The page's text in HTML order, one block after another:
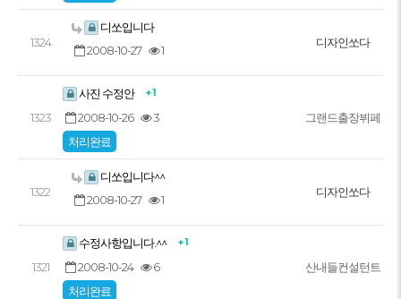
1324
디쏘입니다
2008-10-27
1
디자인쏘다
1323
사진 수정안 + 1
2008-10-26
3
처리완료
그랜드출장뷔페
1322
디쏘입니다^^
2008-10-27
1
디자인쏘다
1321
수정사항입니다.^^ + 1
2008-10-24
6
처리완료
산내들컨설턴트